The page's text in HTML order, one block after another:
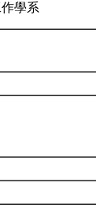
學系